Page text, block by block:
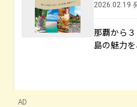
2026.02.19
那覇から
島の魅力
AD